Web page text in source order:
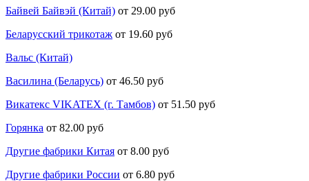
Байвей Байвэй (Китай) от 29.00 руб
Беларусский трикотаж от 19.60 руб
Вальс (Китай)
Василина (Беларусь) от 46.50 руб
Викатекс VIKATEX (г. Тамбов) от 51.50 руб
Горянка от 82.00 руб
Другие фабрики Китая от 8.00 руб
Другие фабрики России от 6.80 руб